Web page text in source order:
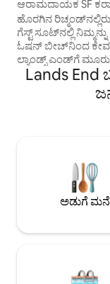
ಆರಾಮದಾಯಕ SF
ಹೊರಗಿನ
ಗೆಸ್ಟ್ ಸೂಟ್‌ನಲ್ಲಿ
ಓಷನ್ ಬೀಚ್‌ನಿಂದ
ಲ್ಯಾಂಡ್ಸ್ ಎಂಡ್‌ಗೆ ಮೂರು
ಸೇತುವೆಯ
ಬಾತ್‌ಗಳು ಮತ್ತು
ಗೋಲ್ಡನ್ ಗೇಟ್ ಪಾರ್ಕ್
ಅಲ್ಲ, ಆದ್ದರಿಂದ ಇದು
ಎಂಬುದನ್ನು
ಮನೆಯಲ್ಲಿ ಪ್ರೈವೇಟ್
ಹೊಂದಿರುವ ರೂಮ್
Lands
ಅಡುಗೆ ಮನೆ